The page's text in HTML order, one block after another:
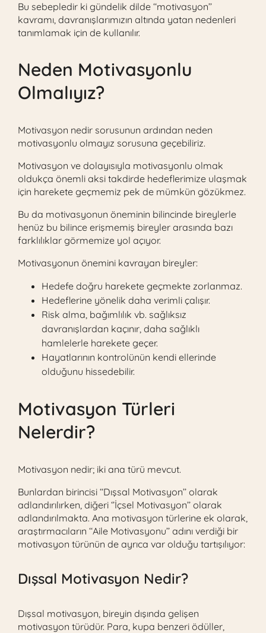
Bu sebepledir ki gündelik dilde ‘‘motivasyon’’
kavramı, davranışlarımızın altında yatan nedenleri
tanımlamak için de kullanılır.
Neden Motivasyonlu
Olmalıyız?
Motivasyon nedir sorusunun ardından neden
motivasyonlu olmayız sorusuna geçebiliriz.
Motivasyon ve dolayısıyla motivasyonlu olmak
oldukça önemli aksi takdirde hedeflerimize ulaşmak
için harekete geçmemiz pek de mümkün gözükmez.
Bu da motivasyonun öneminin bilincinde bireylerle
henüz bu bilince erişmemiş bireyler arasında bazı
farklılıklar görmemize yol açıyor.
Motivasyonun önemini kavrayan bireyler:
Hedefe doğru harekete geçmekte zorlanmaz.
Hedeflerine yönelik daha verimli çalışır.
Risk alma, bağımlılık vb. sağlıksız
davranışlardan kaçınır, daha sağlıklı
hamlelerle harekete geçer.
Hayatlarının kontrolünün kendi ellerinde
olduğunu hissedebilir.
Motivasyon Türleri
Nelerdir?
Motivasyon nedir; iki ana türü mevcut.
Bunlardan birincisi ‘‘Dışsal Motivasyon’’ olarak
adlandırılırken, diğeri ‘’İçsel Motivasyon’’ olarak
adlandırılmakta. Ana motivasyon türlerine ek olarak,
araştırmacıların ‘‘Aile Motivasyonu’’ adını verdiği bir
motivasyon türünün de ayrıca var olduğu tartışılıyor:
Dışsal Motivasyon Nedir?
Dışsal motivasyon, bireyin dışında gelişen
motivasyon türüdür. Para, kupa benzeri ödüller,